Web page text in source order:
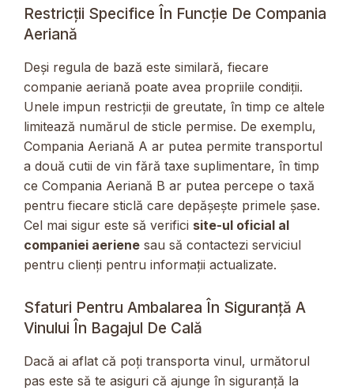
Restricții Specifice În Funcție De Compania
Aeriană
Deși regula de bază este similară, fiecare
companie aeriană poate avea propriile condiții.
Unele impun restricții de greutate, în timp ce altele
limitează numărul de sticle permise. De exemplu,
Compania Aeriană A ar putea permite transportul
a două cutii de vin fără taxe suplimentare, în timp
ce Compania Aeriană B ar putea percepe o taxă
pentru fiecare sticlă care depășește primele șase.
Cel mai sigur este să verifici site-ul oficial al
companiei aeriene sau să contactezi serviciul
pentru clienți pentru informații actualizate.
Sfaturi Pentru Ambalarea În Siguranță A
Vinului În Bagajul De Cală
Dacă ai aflat că poți transporta vinul, următorul
pas este să te asiguri că ajunge în siguranță la